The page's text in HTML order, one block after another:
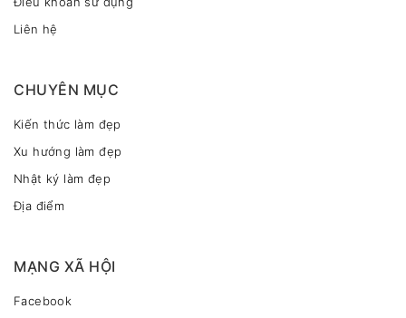
Liên hệ
CHUYÊN MỤC
Kiến thức làm đẹp
Xu hướng làm đẹp
Nhật ký làm đẹp
Địa điểm
MẠNG XÃ HỘI
Facebook